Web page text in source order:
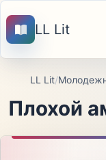
LL Lit
LL Lit/
Плохой